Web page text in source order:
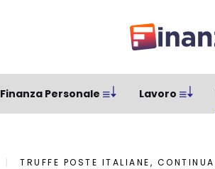
Finanza Personale Lavoro
TRUFFE POSTE ITALIANE,